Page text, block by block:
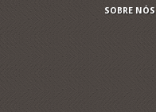
SOBRE NÓS